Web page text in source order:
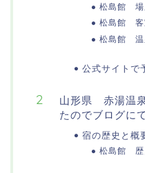
松島館 場
松島館 客
松島館 温
公式サイトで
山形県 赤湯温
たのでブログに
宿の歴史と概
松島館 歴